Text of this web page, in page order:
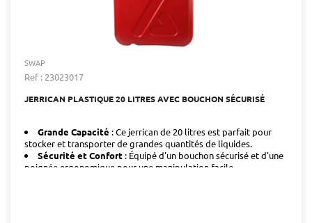
SWAP
Ref : 23023017
JERRICAN PLASTIQUE 20 LITRES AVEC BOUCHON SÉCURISÉ
Grande Capacité : Ce jerrican de 20 litres est parfait pour
stocker et transporter de grandes quantités de liquides.
Sécurité et Confort: Équipé d'un bouchon sécurisé et d'une
poignée ergonomique pour une manipulation facile.